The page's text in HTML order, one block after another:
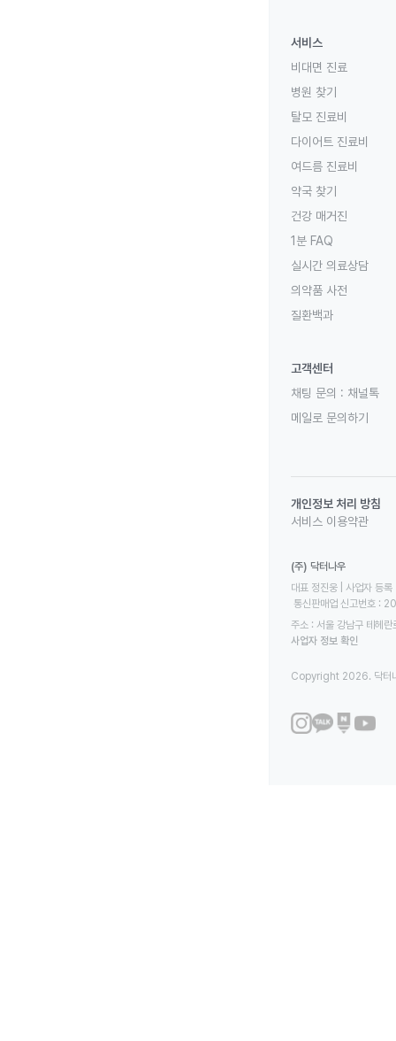
서비스
비대면 진료
병원 찾기
탈모 진료비
다이어트 진료비
여드름 진료비
약국 찾기
건강 매거진
1분 FAQ
실시간 의료상담
의약품 사전
질환백과
고객센터
채팅 문의 : 채널톡
메일로 문의하기
개인정보 처리 방침
서비스 이용약관
(주) 닥터나우
대표 정진웅 | 사업자
통신판매업 신고번호
주소 : 서울 강남구 테헤
사업자 정보 확인
Copyright 2026. 닥터